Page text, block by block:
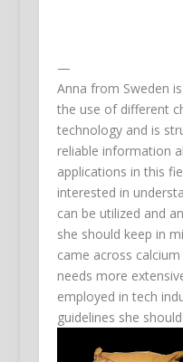
—
Anna from Sweden
the use of different
technology and is
reliable information
applications in this
interested in
can be utilized and
she should keep in
came across
needs more
employed in tech
guidelines she